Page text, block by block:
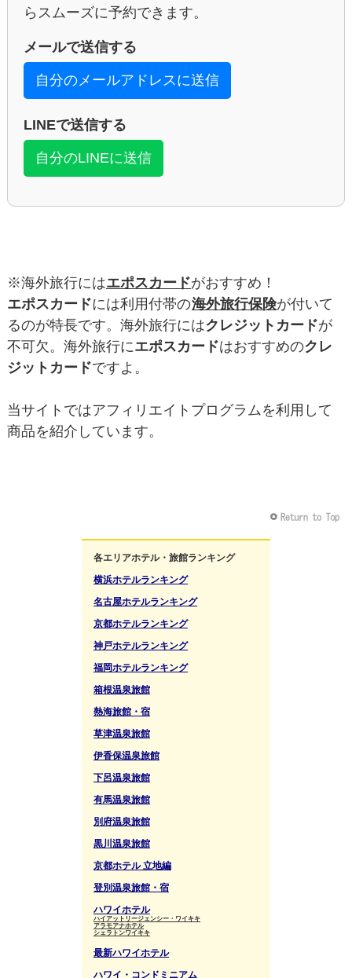
らスムーズに予約できます。
メールで送信する
自分のメールアドレスに送信
LINEで送信する
自分のLINEに送信
※海外旅行にはエポスカードがおすすめ！
エポスカードには利用付帯の海外旅行保険が付いて
るのが特長です。海外旅行にはクレジットカードが
不可欠。海外旅行にエポスカードはおすすめのクレ
ジットカードですよ。
当サイトではアフィリエイトプログラムを利用して
商品を紹介しています。
各エリアホテル・旅館ランキング
横浜ホテルランキング
名古屋ホテルランキング
京都ホテルランキング
神戸ホテルランキング
福岡ホテルランキング
箱根温泉旅館
熱海旅館・宿
草津温泉旅館
伊香保温泉旅館
下呂温泉旅館
有馬温泉旅館
別府温泉旅館
黒川温泉旅館
京都ホテル 立地編
登別温泉旅館・宿
ハワイホテル
ハイアットリージェンシー・ワイキキ
アラモアナホテル
シェラトンワイキキ
最新ハワイホテル
ハワイ・コンドミニアム